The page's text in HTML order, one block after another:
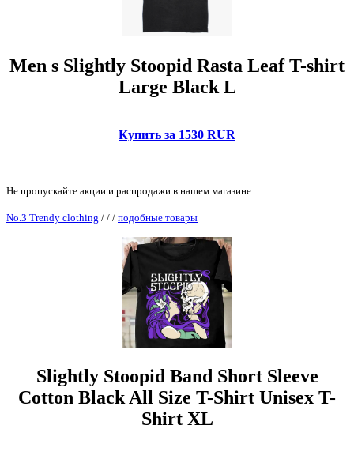
Men s Slightly Stoopid Rasta Leaf T-shirt
Large Black L
Купить за 1530 RUR
Не пропускайте акции и распродажи в нашем магазине.
No.3 Trendy clothing / / / подобные товары
Slightly Stoopid Band Short Sleeve
Cotton Black All Size T-Shirt Unisex T-
Shirt XL